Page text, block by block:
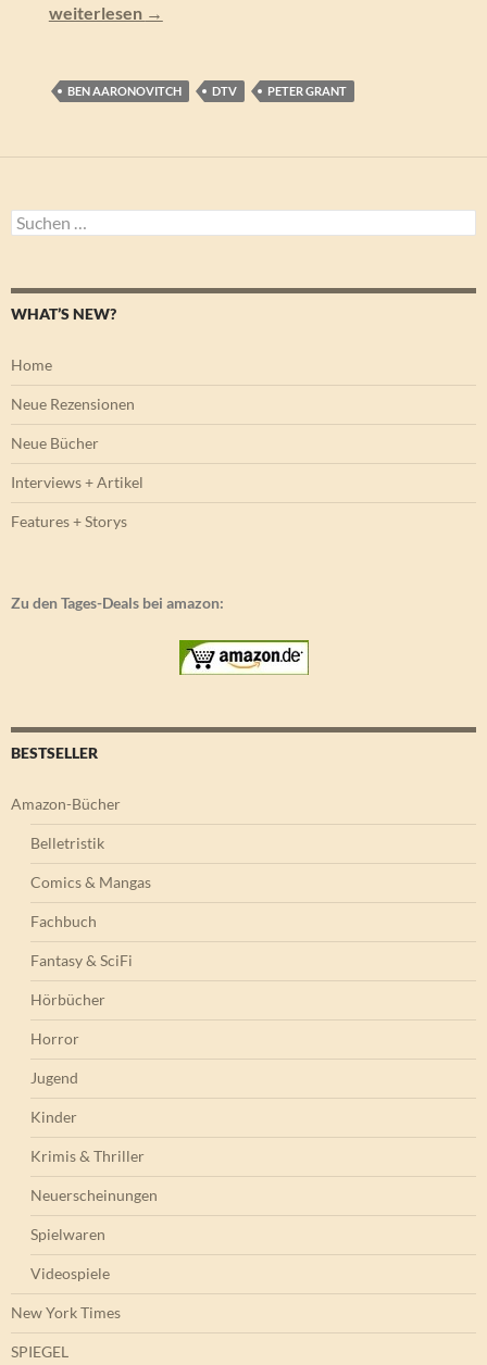
Ben Aaronovitch – Der Galgen von Tyburn (Peter Grant
weiterlesen →
BEN AARONOVITCH DTV PETER GRANT
Suchen
nach:
WHAT’S NEW?
Home
Neue Rezensionen
Neue Bücher
Interviews + Artikel
Features + Storys
Zu den Tages-Deals bei amazon:
BESTSELLER
Amazon-Bücher
Belletristik
Comics & Mangas
Fachbuch
Fantasy & SciFi
Hörbücher
Horror
Jugend
Kinder
Krimis & Thriller
Neuerscheinungen
Spielwaren
Videospiele
New York Times
SPIEGEL